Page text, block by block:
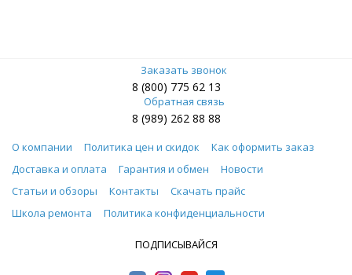
Заказать звонок
8 (800) 775 62 13
Обратная связь
8 (989) 262 88 88
О компании Политика цен и скидок
Как оформить заказ
Доставка и оплата
Гарантия и обмен
Новости
Статьи и обзоры
Контакты
Скачать прайс
Школа ремонта
Политика конфиденциальности
ПОДПИСЫВАЙСЯ